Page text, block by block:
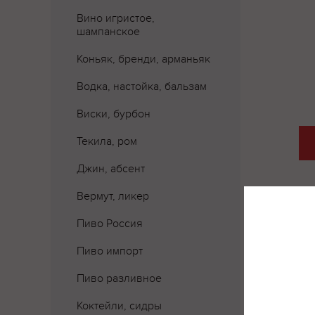
Вино игристое,
шампанское
Коньяк, бренди, арманьяк
Водка, настойка, бальзам
Виски, бурбон
Текила, ром
Джин, абсент
Вермут, ликер
Пиво Россия
Пиво импорт
Пиво разливное
Коктейли, сидры